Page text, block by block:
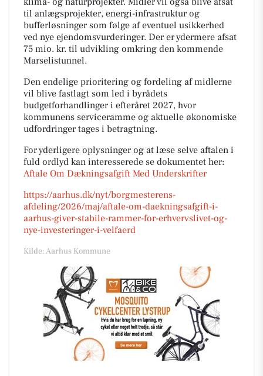
til anlægsprojekter, energi-infrastruktur og
bufferløsninger som følge af eventuel usikkerhed
ved nye ejendomsvurderinger. Der er ydermere afsat
75 mio. kr. til udvikling omkring den kommende
Marselistunnel.
Den endelige prioritering og fordeling af midlerne
vil blive fastlagt som led i byrådets
budgetforhandlinger i efteråret 2027, hvor
kommunens serviceramme og aktuelle økonomiske
udfordringer tages i betragtning.
For yderligere oplysninger og at læse selve aftalen i
fuld ordlyd kan interesserede se dokumentet her:
Aftale Om Dækningsafgift Med Underskrifter
https://aarhus.dk/nyt/borgmesterens-
afdeling/2026/maj/aftale-om-daekningsafgift-i-
aarhus-giver-stabile-rammer-for-erhvervslivet-og-
nye-investeringer-i-velfaerd
Kilde: Aarhus Kommune